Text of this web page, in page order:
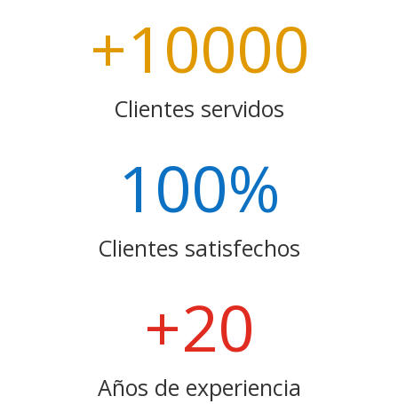
+10000
Clientes servidos
100%
Clientes satisfechos
+20
Años de experiencia